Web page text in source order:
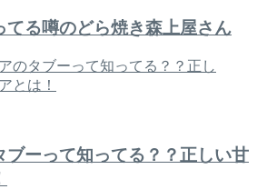
てる噂のどら焼き森上屋さん
ブーって知ってる？？正しい甘